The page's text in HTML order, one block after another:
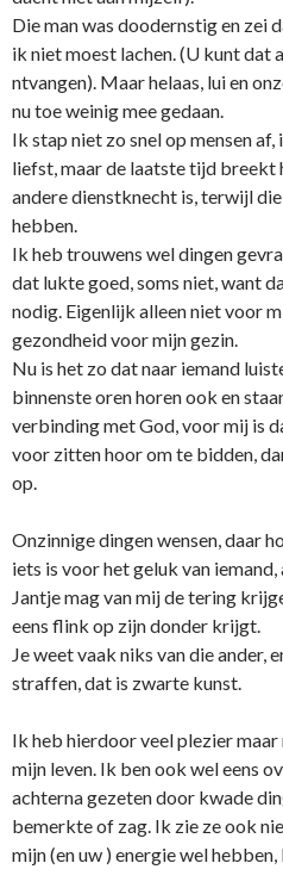
Die man was doodernstig en zei
ik niet moest lachen. (U kunt dat
ntvangen). Maar helaas, lui en
nu toe weinig mee gedaan.
Ik stap niet zo snel op mensen
liefst, maar de laatste tijd breekt
andere dienstknecht is, terwijl
hebben.
Ik heb trouwens wel dingen
dat lukte goed, soms niet, want
nodig. Eigenlijk alleen niet voor
gezondheid voor mijn gezin.
Nu is het zo dat naar iemand
binnenste oren horen ook en
verbinding met God, voor mij is
voor zitten hoor om te bidden,
op.
Onzinnige dingen wensen, daar
iets is voor het geluk van
Jantje mag van mij de tering
eens flink op zijn donder krijgt.
Je weet vaak niks van die ander,
straffen, dat is zwarte kunst.
Ik heb hierdoor veel plezier
mijn leven. Ik ben ook wel eens
achterna gezeten door kwade
bemerkte of zag. Ik zie ze ook
mijn (en uw ) energie wel